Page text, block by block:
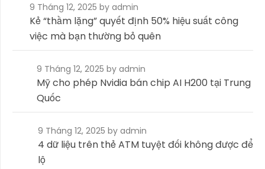
9 Tháng 12, 2025by admin
Kẻ “thầm lặng” quyết định 50% hiệu suất công
việc mà bạn thường bỏ quên
9 Tháng 12, 2025 by admin
Mỹ cho phép Nvidia bán chip AI H200 tại Trung
Quốc
9 Tháng 12, 2025 by admin
4 dữ liệu trên thẻ ATM tuyệt đối không được để
lộ